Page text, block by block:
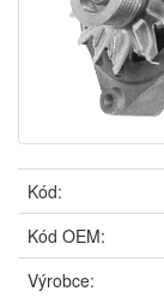
Kód:
Kód OEM:
Výrobce: